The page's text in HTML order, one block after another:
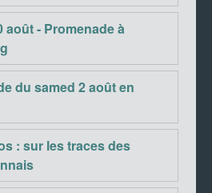
août - Promenade à
du samed 2 août en
: sur les traces des